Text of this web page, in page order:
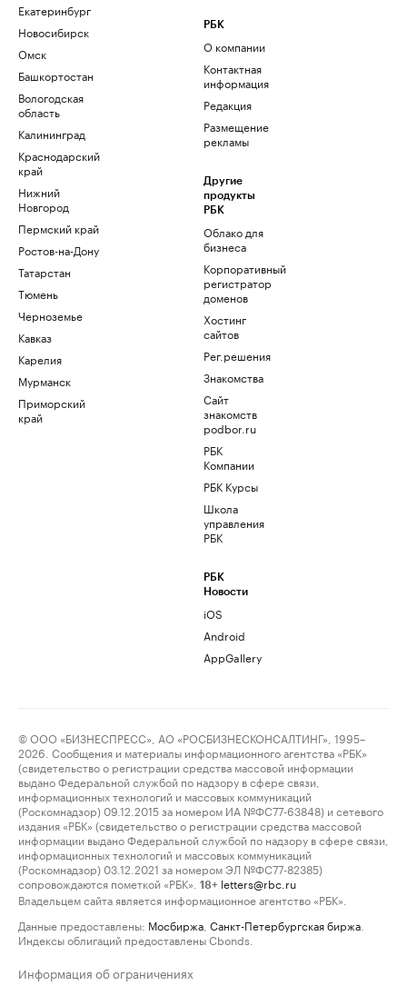
Екатеринбург
Новосибирск
Омск
Башкортостан
Вологодская
область
Калининград
Краснодарский
край
Нижний
Новгород
Пермский край
Ростов-на-Дону
Татарстан
Тюмень
Черноземье
Кавказ
Карелия
Мурманск
Приморский
край
РБК
О компании
Контактная
информация
Редакция
Размещение
рекламы
Другие
продукты
РБК
Облако для
бизнеса
Корпоративный
регистратор
доменов
Хостинг
сайтов
Рег.решения
Знакомства
Сайт
знакомств
podbor.ru
РБК
Компании
РБК Курсы
Школа
управления
РБК
РБК
Новости
iOS
Android
AppGallery
© ООО «БИЗНЕСПРЕСС», АО «РОСБИЗНЕСКОНСАЛТИНГ», 1995–
2026. Сообщения и материалы информационного агентства «РБК»
(свидетельство о регистрации средства массовой информации
выдано Федеральной службой по надзору в сфере связи,
информационных технологий и массовых коммуникаций
(Роскомнадзор) 09.12.2015 за номером ИА №ФС77-63848) и сетевого
издания «РБК» (свидетельство о регистрации средства массовой
информации выдано Федеральной службой по надзору в сфере связи,
информационных технологий и массовых коммуникаций
(Роскомнадзор) 03.12.2021 за номером ЭЛ №ФС77-82385)
сопровождаются пометкой «РБК».
18+ letters@rbc.ru
Владельцем сайта является информационное агентство «РБК».
Данные предоставлены: Мосбиржа Санкт-Петербургская биржа
Индексы облигаций предоставлены Cbonds.
Информация об ограничениях